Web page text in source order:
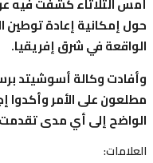
كشفت فيه عن
إعادة توطين
في شرق إفريقيا.
وكالة أسوشيتد برس أن
على الأمر وأكدوا
إلى أي مدى تقدمت